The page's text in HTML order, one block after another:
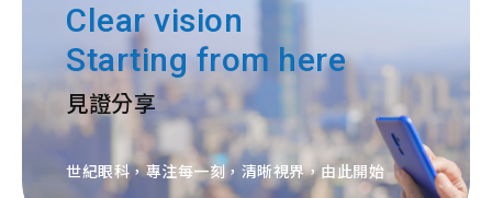
Clear vision
Starting from here
見證分享
世紀眼科，專注每一刻，清晰視界，由此開始